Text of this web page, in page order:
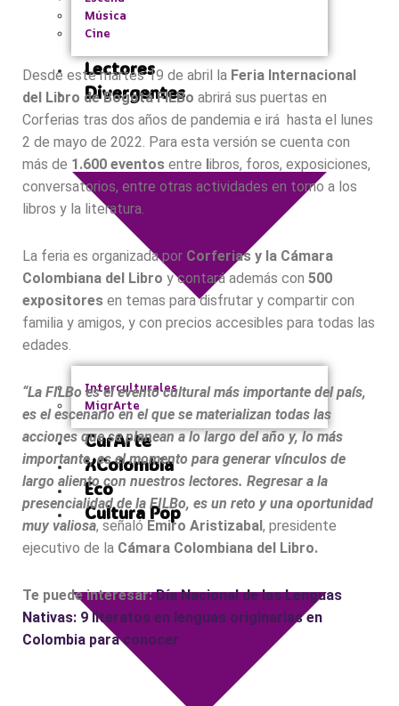
Música
Cine
Lectores
Divergentes
Interculturales
MigrArte
CurArte
XColombia
Eco
Cultura Pop
Desde este martes 19 de abril la Feria Internacional
del Libro de Bogotá FILBo abrirá sus puertas en
Corferias tras dos años de pandemia e irá hasta el lunes
2 de mayo de 2022. Para esta versión se cuenta con
más de 1.600 eventos entre ibros, foros, exposiciones,
conversatorios, entre otras actividades en torno a los
libros y la literatura.
La feria es organizada por Corferias y la Cámara
Colombiana del Libro y contará además con 500
expositores en temas para disfrutar y compartir con
familia y amigos, y con precios accesibles para todas las
edades.
“La FILBo es el evento cultural más importante del país,
es el escenario en el que se materializan todas las
acciones que se planean a lo largo del año y, lo más
importante, es el momento para generar vínculos de
largo aliento con nuestros lectores. Regresar a la
presencialidad de la FILBo, es un reto y una oportunidad
muy valiosa, señaló Emiro Aristizabal , presidente
ejecutivo de la Cámara Colombiana del Libro.
Te puede interesar:Día Nacional de las Lenguas
Nativas: 9 literatos en lenguas originarias en
Colombia para conocer